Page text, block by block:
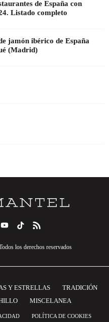
de España con
Listado completo
jamón ibérico de España
(Madrid)
los derechos reservados
Y ESTRELLAS
TRADICIÓN
MISCELANEA
POLÍTICA DE COOKIES